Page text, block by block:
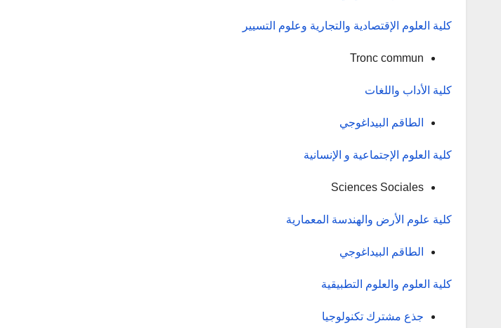
كلية العلوم الإقتصادية والتجارية وعلوم التسيير
Tronc commun
كلية الأداب واللغات
الطاقم البيداغوجي
كلية العلوم الإجتماعية و الإنسانية
Sciences Sociales
كلية علوم الأرض والهندسة المعمارية
الطاقم البيداغوجي
كلية العلوم والعلوم التطبيقية
جذع مشترك تكنولوجيا